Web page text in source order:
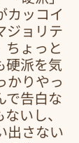
カッコイ
ジョリテ
ちょっと
硬派を気
かりやっ
で告白な
いし、
出さない